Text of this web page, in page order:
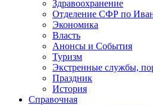
Здравоохранение
Отделение СФР по
Экономика
Власть
Анонсы и События
Туризм
Экстренные службы,
Праздник
История
Справочная